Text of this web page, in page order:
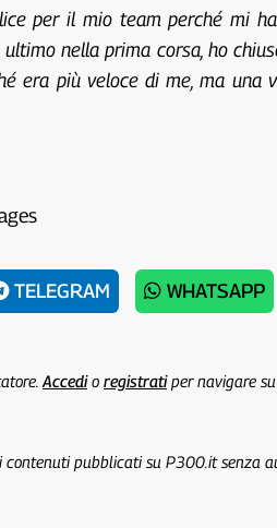
per il mio team perché mi
nella prima corsa, ho
era più veloce di me, ma una
TELEGRAM WHATSAPP
Accedio registratiper navigare
contenuti pubblicati su P300.it senza